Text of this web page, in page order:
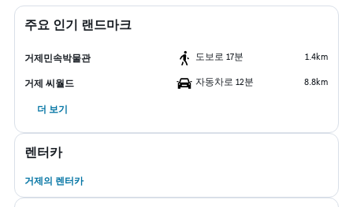
주요 인기 랜드마크
거제민속박물관 도보로 17분 1.4km
거제 씨월드 자동차로 12분 8.8km
더 보기
렌터카
거제​의 렌터카